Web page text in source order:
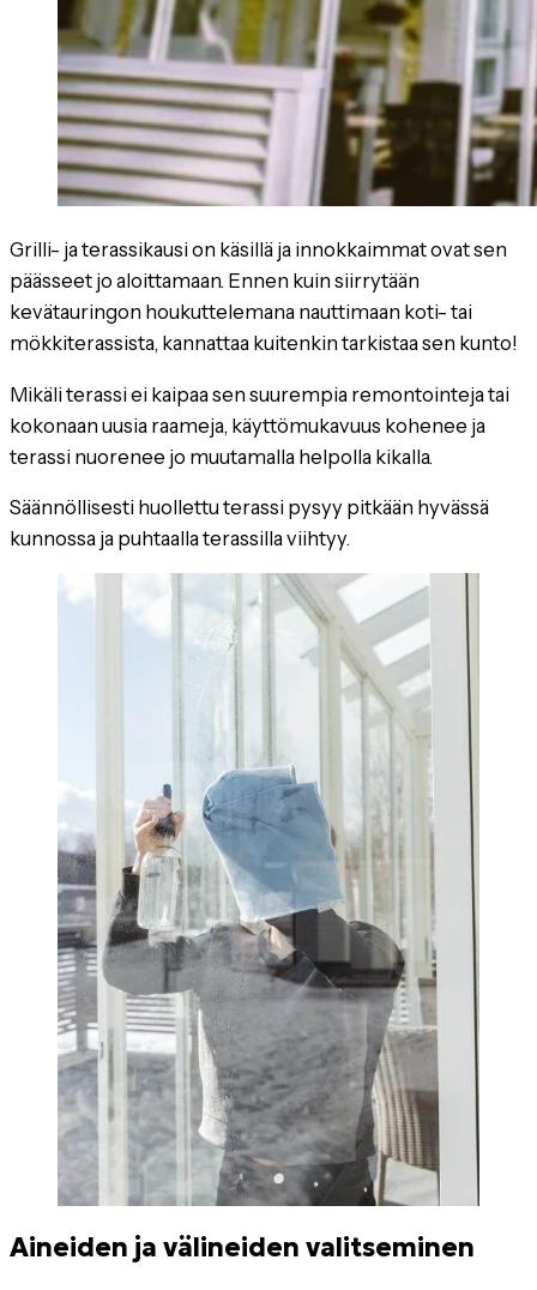
Grilli- ja terassikausi on käsillä ja innokkaimmat ovat sen
päässeet jo aloittamaan. Ennen kuin siirrytään
kevätauringon houkuttelemana nauttimaan koti- tai
mökkiterassista, kannattaa kuitenkin tarkistaa sen kunto!
Mikäli terassi ei kaipaa sen suurempia remontointeja tai
kokonaan uusia raameja, käyttömukavuus kohenee ja
terassi nuorenee jo muutamalla helpolla kikalla.
Säännöllisesti huollettu terassi pysyy pitkään hyvässä
kunnossa ja puhtaalla terassilla viihtyy.
Aineiden ja välineiden valitseminen